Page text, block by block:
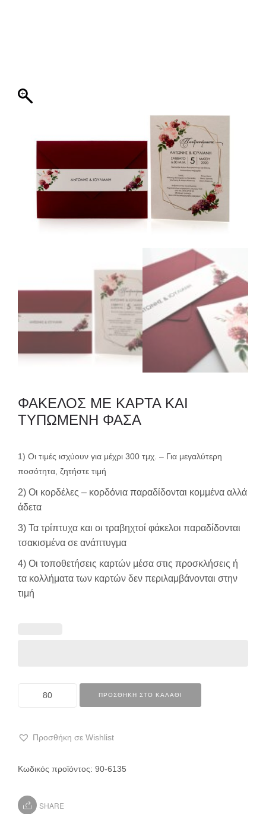
ΕΚΤΥΠΩΣΗ
ΦΑΚΕΛΟΣ ME ΚΑΡΤΑ KAI
ΤΥΠΩΜΕΝΗ ΦΑΣΑ
1) Οι τιμές ισχύουν για μέχρι 300 τμχ. – Για μεγαλύτερη
ποσότητα, ζητήστε τιμή
2) Οι κορδέλες – κορδόνια παραδίδονται κομμένα αλλά
άδετα
3) Τα τρίπτυχα και οι τραβηχτοί φάκελοι παραδίδονται
τσακισμένα σε ανάπτυγμα
4) Οι τοποθετήσεις καρτών μέσα στις προσκλήσεις ή
τα κολλήματα των καρτών δεν περιλαμβάνονται στην
τιμή
ΠΡΟΣΘΉΚΗ ΣΤΟ ΚΑΛΆΘΙ
Προσθήκη σε Wishlist
Κωδικός προϊόντος: 90-6135
SHARE